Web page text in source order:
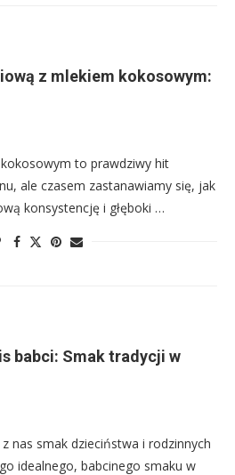
z mlekiem kokosowym:
to prawdziwy hit
ale czasem zastanawiamy się, jak
konsystencję i głęboki …
babci: Smak tradycji w
nas smak dzieciństwa i rodzinnych
idealnego, babcinego smaku w